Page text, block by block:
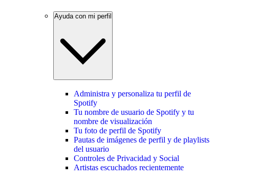
Ayuda con mi perfil
Administra y personaliza tu perfil de
Spotify
Tu nombre de usuario de Spotify y tu
nombre de visualización
Tu foto de perfil de Spotify
Pautas de imágenes de perfil y de playlists
del usuario
Controles de Privacidad y Social
Artistas escuchados recientemente